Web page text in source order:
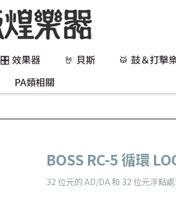
🎛️ 效果器 🤘 貝斯 🥁 鼓＆打擊
PA類相關
BOSS RC-5 循環
32 位元的 AD/DA 和 32 位元浮點